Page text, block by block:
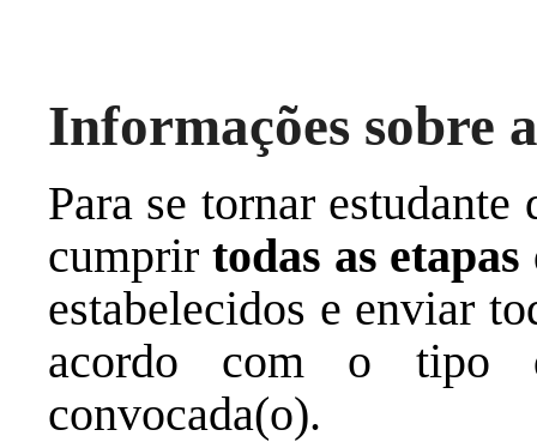
Informações sobre
Para se tornar
cumprir todas as etapas
estabelecidos e enviar
acordo com o tipo
convocada(o).